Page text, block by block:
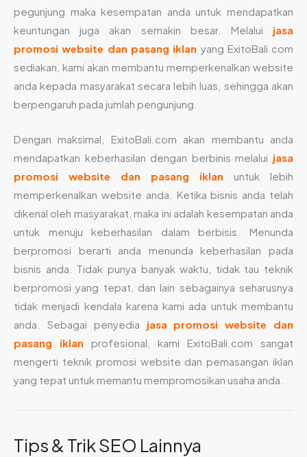
pegunjung maka kesempatan anda untuk mendapatkan
keuntungan juga akan semakin besar. Melalui jasa
promosi website dan pasang iklan yang ExitoBali.com
sediakan, kami akan membantu memperkenalkan website
anda kepada masyarakat secara lebih luas, sehingga akan
berpengaruh pada jumlah pengunjung.
Dengan maksimal, ExitoBali.com akan membantu anda
mendapatkan keberhasilan dengan berbinis melalui jasa
promosi website dan pasang iklan untuk lebih
memperkenalkan website anda. Ketika bisnis anda telah
dikenal oleh masyarakat, maka ini adalah kesempatan anda
untuk menuju keberhasilan dalam berbisis. Menunda
berpromosi berarti anda menunda keberhasilan pada
bisnis anda. Tidak punya banyak waktu, tidak tau teknik
berpromosi yang tepat, dan lain sebagainya seharusnya
tidak menjadi kendala karena kami ada untuk membantu
anda. Sebagai penyedia jasa promosi website dan
pasang iklan profesional, kami ExitoBali.com sangat
mengerti teknik promosi website dan pemasangan iklan
yang tepat untuk memantu mempromosikan usaha anda.
Tips & Trik SEO Lainnya